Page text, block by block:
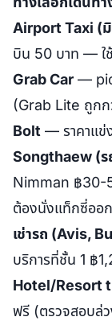
Airport Taxi (
บิน 50 บาท — ใ
Grab Car —
(Grab Lite ถูก
Bolt — ราคาแข่
Songthaew (
Nimman ฿30-
ต้องนั่งแท็กซี่ออ
เช่ารถ (Avis,
บริการที่ชั้น 1 ฿
Hotel/Resort
ฟรี (ตรวจสอบล่